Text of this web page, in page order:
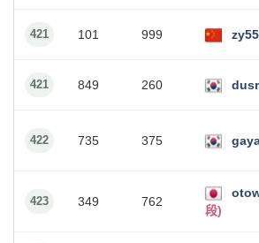
421 101 999
421 849 260
422 735 375
423 349 762
段)